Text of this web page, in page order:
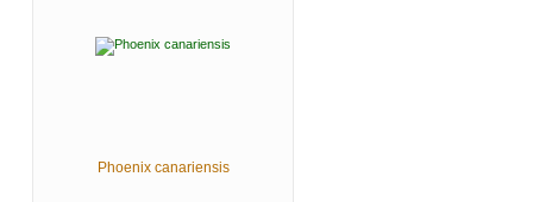
Phoenix canariensis